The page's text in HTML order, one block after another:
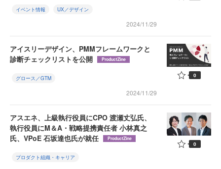
イベント情報 UX／デザイン
2024/11/29
アイスリーデザイン、PMMフレームワークと
診断チェックリストを公開
ProductZine
グロース／GTM
2024/11/29
0
アスエネ、上級執行役員にCPO 渡瀬丈弘氏、
執行役員にM＆A・戦略提携責任者 小林真之
氏、VPoE 石坂達也氏が就任
ProductZine
プロダクト組織・キャリア
0